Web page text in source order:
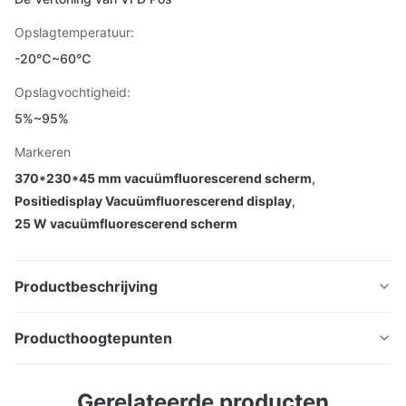
Opslagtemperatuur:
-20℃~60℃
Opslagvochtigheid:
5%~95%
Markeren
370*230*45 mm vacuümfluorescerend scherm,
Positiedisplay Vacuümfluorescerend display,
25 W vacuümfluorescerend scherm
Productbeschrijving
Productomschrijving:
Producthoogtepunten
Display, het revolutionaire Vacuum Fluorescent Display